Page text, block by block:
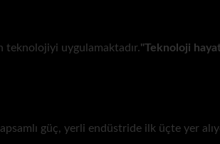
teknolojiyi uygulamaktadır."Teknoloji
güç, yerli endüstride ilk üçte yer